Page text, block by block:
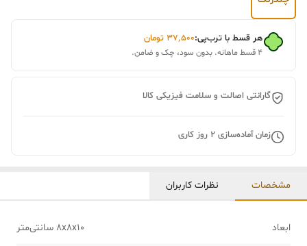
هر قسط با ترب‌پی:۳۷٬۵۰۰ تومان
۴ قسط ماهانه. بدون سود، چک و ضامن.
گارانتی اصالت و سلامت فیزیکی کالا
زمان آماده‌سازی 2 روز کاری
مشخصات نظرات کاربران
ابعاد 8x8x10 سانتی‌متر